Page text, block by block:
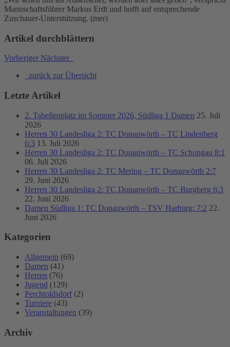
Mannschaftsführer Markus Erdt und hofft auf entsprechende
Zuschauer-Unterstützung. (mer)
Artikel durchblättern
Vorheriger Nächster
zurück zur Übersicht
Letzte Artikel
2. Tabellenplatz im Sommer 2026, Südliga 1 Damen 25. Juli
2026
Herren 30 Landesliga 2: TC Donauwörth – TC Lindenberg
6:3 13. Juli 2026
Herren 30 Landesliga 2: TC Donauwörth – TC Schongau 8:1
06. Juli 2026
Herren 30 Landesliga 2: TC Mering – TC Donauwörth 2:7
29. Juni 2026
Herren 30 Landesliga 2: TC Donauwörth – TC Burgberg 6:3
22. Juni 2026
Damen Südliga 1: TC Donauwörth – TSV Harburg: 7:2 22.
Juni 2026
Kategorien
Allgemein (69)
Damen (41)
Herren (76)
Jugend (129)
Perchtoldsdorf (2)
Turniere (43)
Veranstaltungen (39)
Archiv